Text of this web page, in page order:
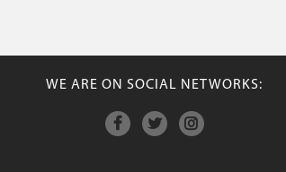
WE ARE ON SOCIAL NETWORKS: